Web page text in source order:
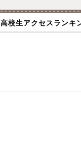
高校生アクセスランキ